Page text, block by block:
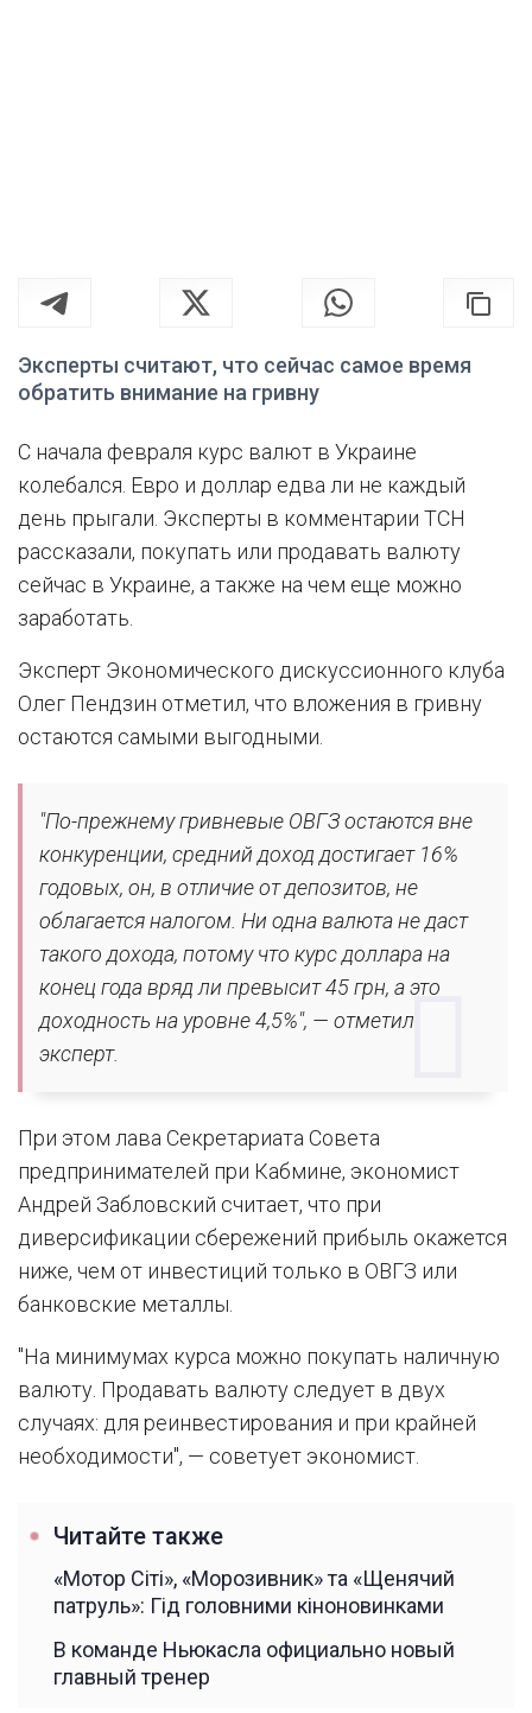
Эксперты считают, что сейчас самое время
обратить внимание на гривну
С начала февраля курс валют в Украине
колебался. Евро и доллар едва ли не каждый
день прыгали. Эксперты в комментарии ТСН
рассказали, покупать или продавать валюту
сейчас в Украине, а также на чем еще можно
заработать.
Эксперт Экономического дискуссионного клуба
Олег Пендзин отметил, что вложения в гривну
остаются самыми выгодными.
"По-прежнему гривневые ОВГЗ остаются вне
конкуренции, средний доход достигает 16%
годовых, он, в отличие от депозитов, не
облагается налогом. Ни одна валюта не даст
такого дохода, потому что курс доллара на
конец года вряд ли превысит 45 грн, а это
доходность на уровне 4,5%", — отметил
эксперт.
При этом лава Секретариата Совета
предпринимателей при Кабмине, экономист
Андрей Забловский считает, что при
диверсификации сбережений прибыль окажется
ниже, чем от инвестиций только в ОВГЗ или
банковские металлы.
"На минимумах курса можно покупать наличную
валюту. Продавать валюту следует в двух
случаях: для реинвестирования и при крайней
необходимости", — советует экономист.
Читайте также
«Мотор Сіті», «Морозивник» та «Щенячий
патруль»: Гід головними кіноновинками
В команде Ньюкасла официально новый
главный тренер